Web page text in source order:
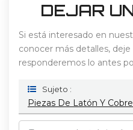
DEJAR
Si está interesado en
conocer más detalles,
responderemos lo antes
Sujeto :